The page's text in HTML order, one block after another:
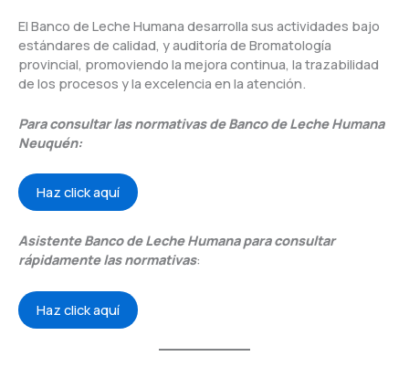
El Banco de Leche Humana desarrolla sus actividades bajo
estándares de calidad, y auditoría de Bromatología
provincial, promoviendo la mejora continua, la trazabilidad
de los procesos y la excelencia en la atención.
Para consultar las normativas de Banco de Leche Humana
Neuquén:
Haz click aquí
Asistente Banco de Leche Humana para consultar
rápidamente las normativas:
Haz click aquí